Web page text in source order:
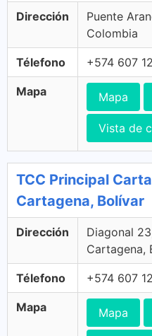
Dirección
Puente
Colombia
Télefono +574 607
Mapa Mapa
Vista de
TCC Principal
Cartagena, Bolívar
Dirección
Diagonal
Cartagena,
Télefono +574 607
Mapa Mapa